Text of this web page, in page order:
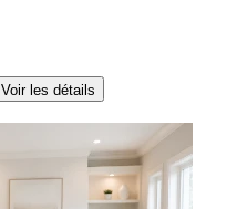
Voir les détails